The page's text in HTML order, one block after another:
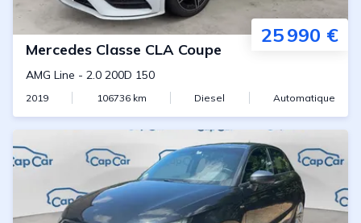
25 990 €
Mercedes Classe CLA Coupe
AMG Line - 2.0 200D 150
2019 106736km Diesel Automatique